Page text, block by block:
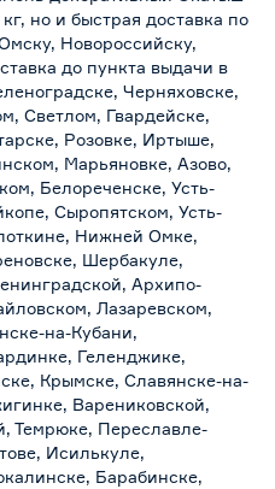
но и быстрая доставка по
Новороссийску,
до пункта выдачи в
Черняховске,
Светлом, Гвардейске,
Розовке, Иртыше,
Марьяновке, Азово,
Белореченске, Усть-
Сыропятском, Усть-
Нижней Омке,
Шербакуле,
Архипо-
Лазаревском,
на-Кубани,
Геленджике,
Крымске, Славянске-на-
Варениковской,
Темрюке, Переславле-
Исилькуле,
Барабинске,